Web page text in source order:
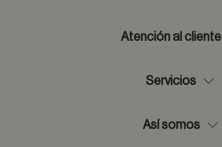
Atención al cliente
Servicios
Así somos